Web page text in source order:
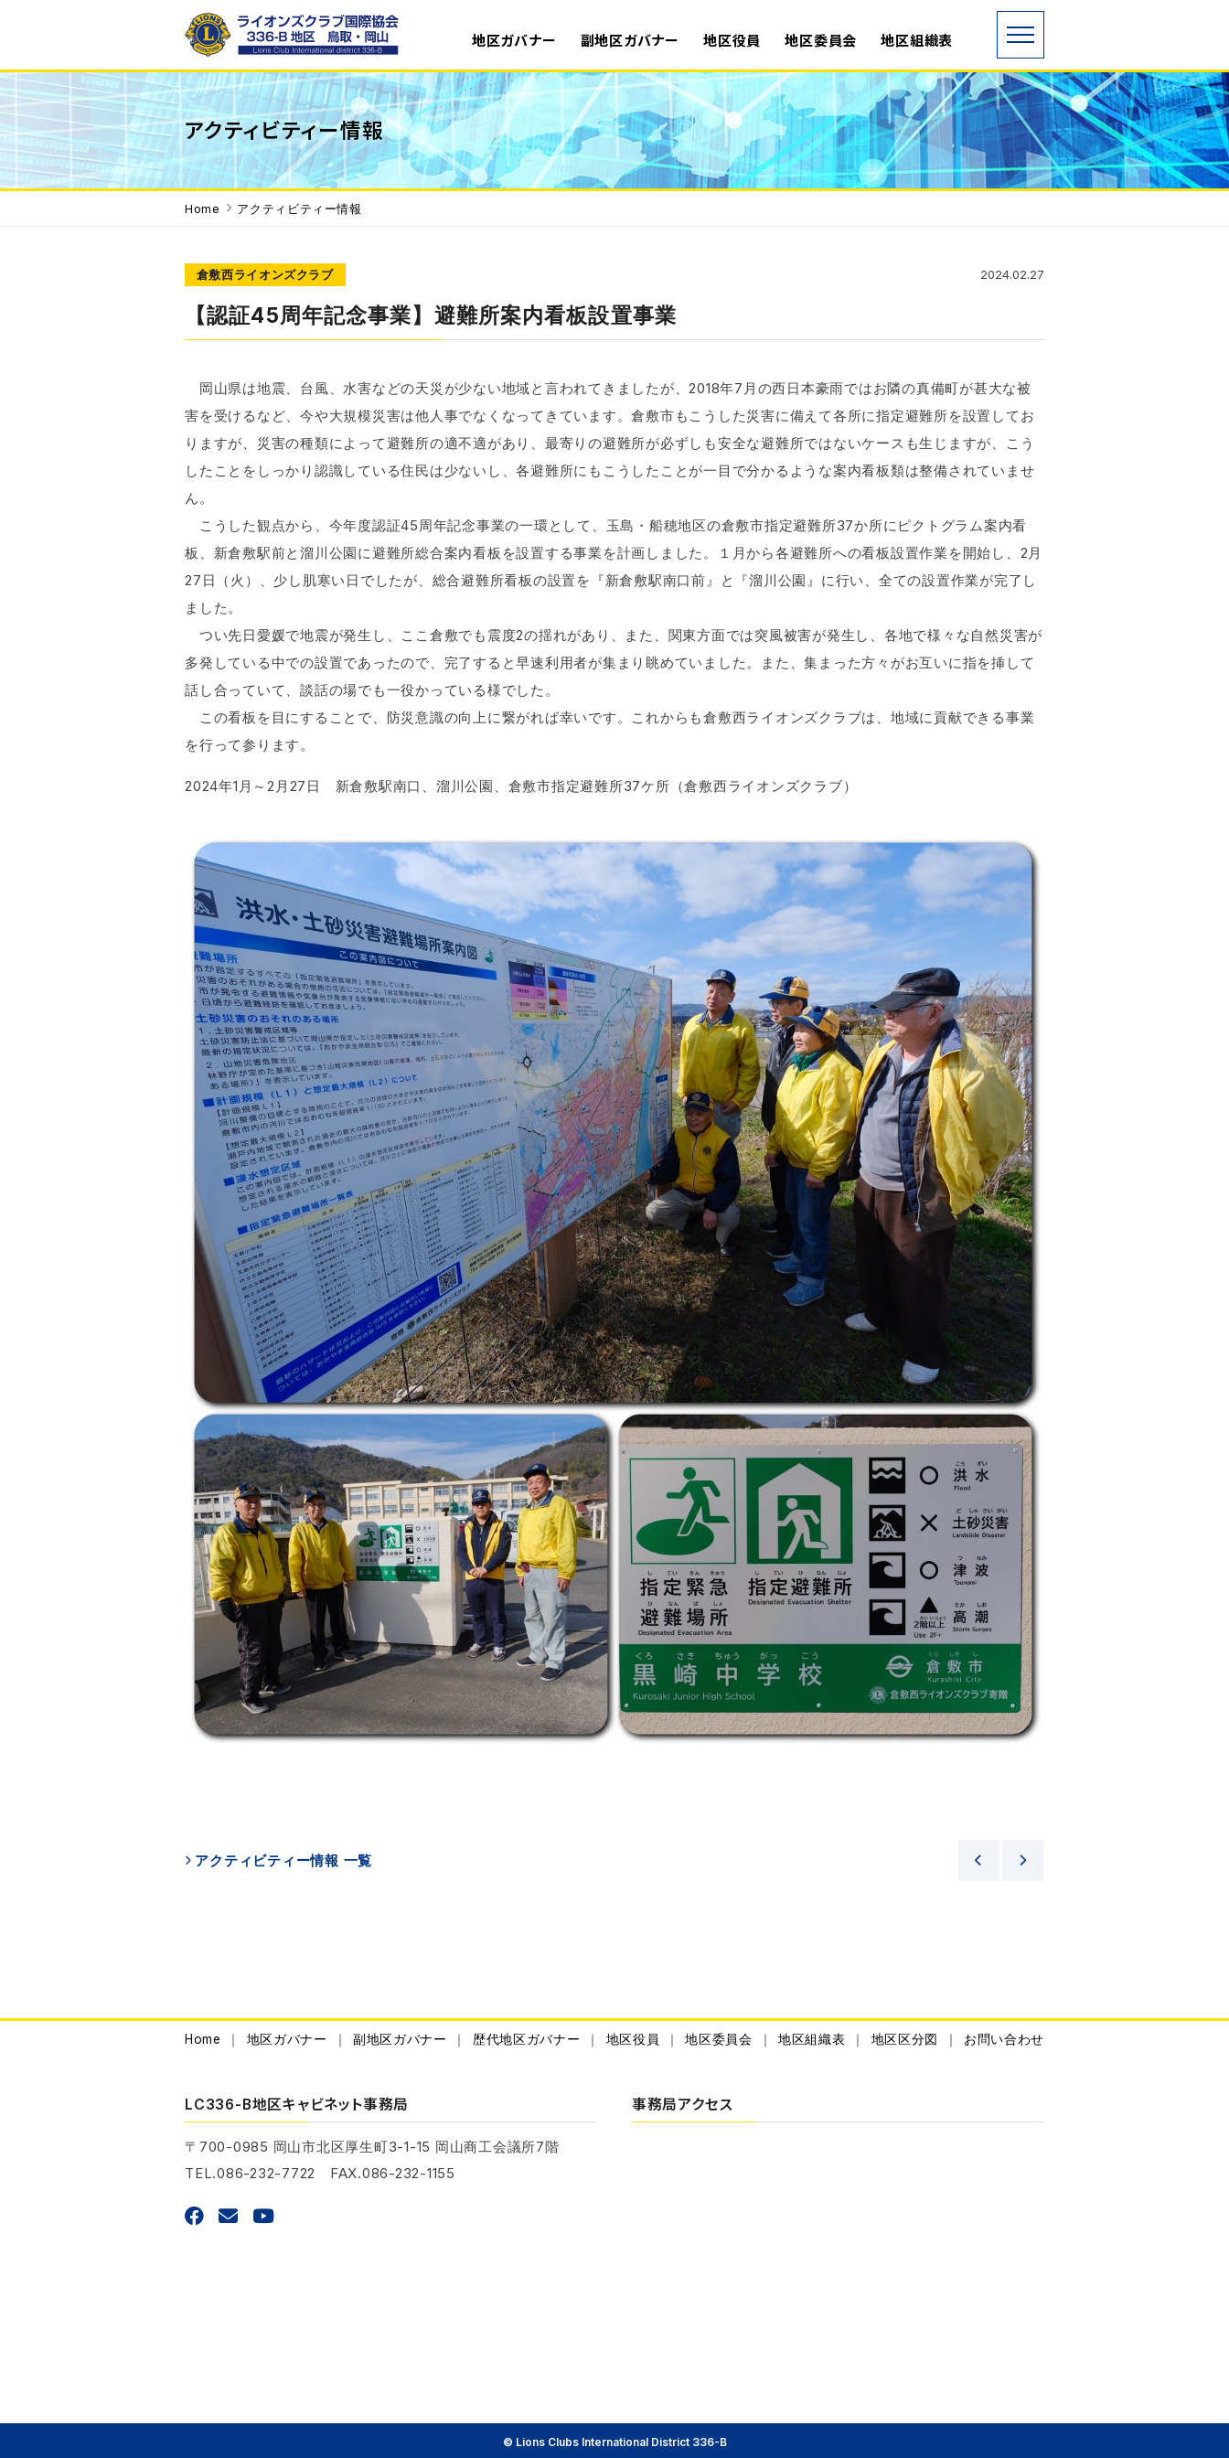
ライオンズクラブ国際協会336-B地区 WE SERVE「われわれ
は奉仕する」を モットーに地域で、世界で 奉仕活動を行って
います。
地区ガバナー 副地区ガバナー 地区役員 地区委員会 地区組織表
アクティビティー情報
Home アクティビティー情報
2024.02.27
倉敷西ライオンズクラブ
【認証45周年記念事業】避難所案内看板設置事業
岡山県は地震、台風、水害などの天災が少ない地域と言われてきましたが、2018年7月の西日本豪雨ではお隣の真備町が甚大な被
害を受けるなど、今や大規模災害は他人事でなくなってきています。倉敷市もこうした災害に備えて各所に指定避難所を設置してお
りますが、災害の種類によって避難所の適不適があり、最寄りの避難所が必ずしも安全な避難所ではないケースも生じますが、こう
したことをしっかり認識している住民は少ないし、各避難所にもこうしたことが一目で分かるような案内看板類は整備されていませ
ん。
こうした観点から、今年度認証45周年記念事業の一環として、玉島・船穂地区の倉敷市指定避難所37か所にピクトグラム案内看
板、新倉敷駅前と溜川公園に避難所総合案内看板を設置する事業を計画しました。１月から各避難所への看板設置作業を開始し、2月
27日（火）、少し肌寒い日でしたが、総合避難所看板の設置を『新倉敷駅南口前』と『溜川公園』に行い、全ての設置作業が完了し
ました。
つい先日愛媛で地震が発生し、ここ倉敷でも震度2の揺れがあり、また、関東方面では突風被害が発生し、各地で様々な自然災害が
多発している中での設置であったので、完了すると早速利用者が集まり眺めていました。また、集まった方々がお互いに指を挿して
話し合っていて、談話の場でも一役かっている様でした。
この看板を目にすることで、防災意識の向上に繋がれば幸いです。これからも倉敷西ライオンズクラブは、地域に貢献できる事業
を行って参ります。
2024年1月～2月27日 新倉敷駅南口、溜川公園、倉敷市指定避難所37ケ所（倉敷西ライオンズクラブ）
アクティビティー情報 一覧
Home 地区ガバナー 副地区ガバナー 歴代地区ガバナー 地区役員 地区委員会 地区組織表 地区区分図 お問い合わせ
LC336-B地区キャビネット事務局
〒700-0985 岡山市北区厚生町3-1-15 岡山商工会議所7階
TEL.086-232-7722 FAX.086-232-1155
事務局アクセス
© Lions Clubs International District 336-B